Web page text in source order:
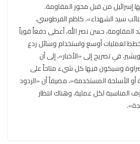
إسرائيل من قبل محور المقاومة.
سيد الشهداء»، كاظم الفرطوسي،
المقاومة، حسن نصر الله، أعطى دفعاً قوياً
لعمليات أوسع واستخدام وسائل ردع
في تصريح إلى «الأخبار»، إلى أن
وسيكون فيها كل شيء متاحاً على
الأسلحة المستخدمة»، مضيفاً أن «الردود
المناسبة لكل عملية، وهناك انتظار